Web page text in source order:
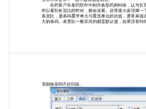
还是不清晰的话，可以咨询一下